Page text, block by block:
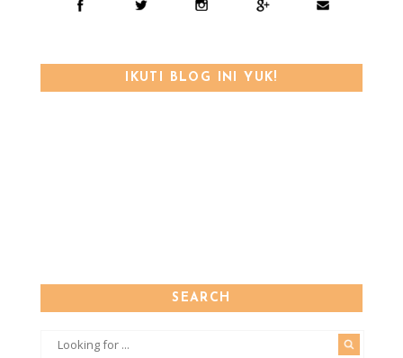
IKUTI BLOG INI YUK!
SEARCH